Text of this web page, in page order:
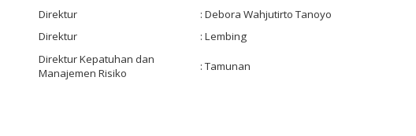
Direktur
: Debora Wahjutirto Tanoyo
Direktur
: Lembing
Direktur Kepatuhan dan
Manajemen Risiko
: Tamunan